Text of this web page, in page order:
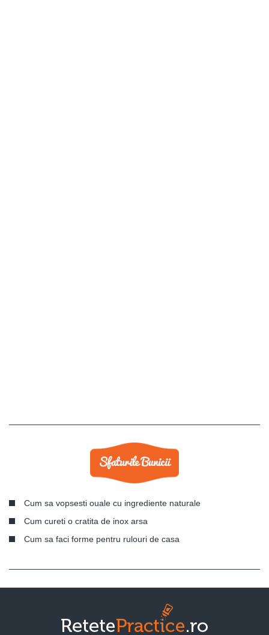
Cum sa vopsesti ouale cu ingrediente naturale
Cum cureti o cratita de inox arsa
Cum sa faci forme pentru rulouri de casa